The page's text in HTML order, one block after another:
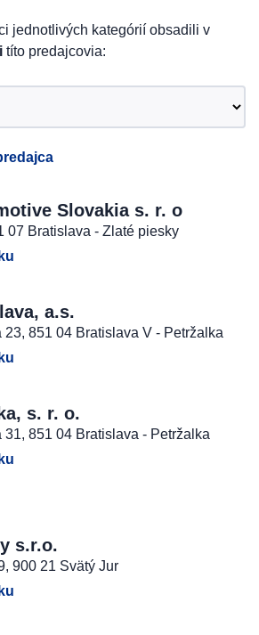
jednotlivých kategórií obsadili v
títo predajcovia:
Slovakia s. r. o
07 Bratislava - Zlaté piesky
a.s.
23, 851 04 Bratislava V - Petržalka
s. r. o.
31, 851 04 Bratislava - Petržalka
s.r.o.
900 21 Svätý Jur